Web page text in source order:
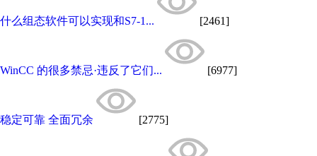
什么组态软件可以实现和S7-1... [2461]
WinCC 的很多禁忌·违反了它们... [6977]
稳定可靠 全面冗余 [2775]